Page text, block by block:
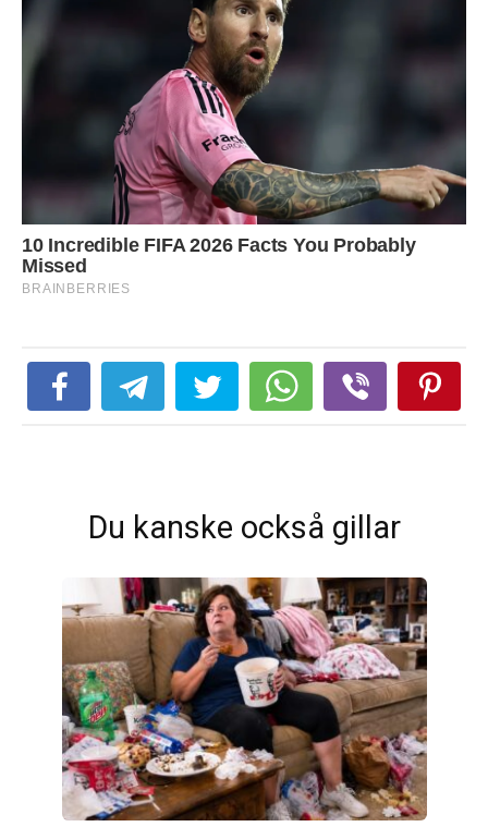
Du kanske också gillar